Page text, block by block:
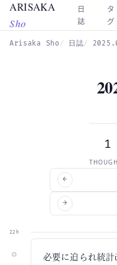
Skip to main content
ARISAKA
Sho
日
誌
タ
グ
Arisaka Sho 日誌
←
1
→
22h
必要に迫られ統